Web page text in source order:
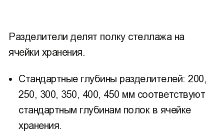
Разделители делят полку стеллажа на
ячейки хранения.
Стандартные глубины разделителей: 200,
250, 300, 350, 400, 450 мм соответствуют
стандартным глубинам полок в ячейке
хранения.